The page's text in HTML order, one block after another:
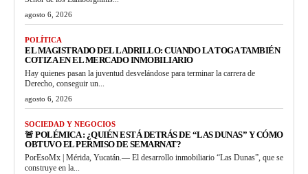
agosto 6, 2026
POLÍTICA
EL MAGISTRADO DEL LADRILLO: CUANDO LA TOGA TAMBIÉN
COTIZA EN EL MERCADO INMOBILIARIO
Hay quienes pasan la juventud desvelándose para terminar la carrera de
Derecho, conseguir un...
agosto 6, 2026
SOCIEDAD Y NEGOCIOS
🚨 POLÉMICA : ¿QUIÉN ESTÁ DETRÁS DE “LAS DUNAS” Y CÓMO
OBTUVO EL PERMISO DE SEMARNAT?
PorEsoMx | Mérida, Yucatán.— El desarrollo inmobiliario “Las Dunas”, que se
construye en la...